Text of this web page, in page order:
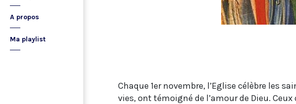
A propos
Ma playlist
Chaque 1er novembre, l’Eglise célèbre les
vies, ont témoigné de l’amour de Dieu.